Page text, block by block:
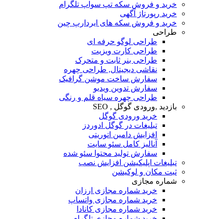
خرید و فروش سکه تپ سواپ تلگرام
خرید رپورتاژ آگهی
خرید و فروش سکه های ایردارپ چین
طراحی
طراحی لوگو حرفه ای
طراحی کارت ویزیت
طراحی بنر ثابت و متحرک
نقاشی دیجیتال, طراحی چهره
سفارش ساخت موشن گرافیک
سفارش تدوین ویدیو
طراحی چهره سیاه قلم و رنگی
بازدید ,ورودی گوگل , SEO
خرید ورودی گوگل
تبلیغات در گوگل ادوردز
افزایش دامین اتوریتی
آنالیز کامل سئو سایت
سفارش تولید محتوا سئو شده
تبلیغات اپلیکیشن افزایش نصب
ثبت مکان و لوکیشن
شماره مجازی
خرید شماره مجازی ارزان
خرید شماره مجازی واتساپ
خرید شماره مجازی کانادا